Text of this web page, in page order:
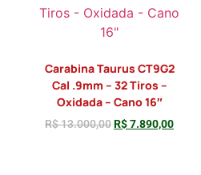
Carabina Taurus CT9G2
Cal .9mm – 32 Tiros –
Oxidada – Cano 16″
R$13.000,00R$7.890,00